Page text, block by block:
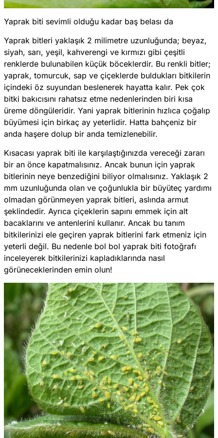
Yaprak biti sevimli olduğu kadar baş belası da
Yaprak bitleri yaklaşık 2 milimetre uzunluğunda; beyaz,
siyah, sarı, yeşil, kahverengi ve kırmızı gibi çeşitli
renklerde bulunabilen küçük böceklerdir. Bu renkli bitler;
yaprak, tomurcuk, sap ve çiçeklerde buldukları bitkilerin
içindeki öz suyundan beslenerek hayatta kalır. Pek çok
bitki bakıcısını rahatsız etme nedenlerinden biri kısa
üreme döngüleridir. Yani yaprak bitlerinin hızlıca çoğalıp
büyümesi için birkaç ay yeterlidir. Hatta bahçeniz bir
anda haşere dolup bir anda temizlenebilir.
Kısacası yaprak biti ile karşılaştığınızda vereceği zararı
bir an önce kapatmalısınız. Ancak bunun için yaprak
bitlerinin neye benzediğini biliyor olmalısınız. Yaklaşık 2
mm uzunluğunda olan ve çoğunlukla bir büyüteç yardımı
olmadan görünmeyen yaprak bitleri, aslında armut
şeklindedir. Ayrıca çiçeklerin sapını emmek için alt
bacaklarını ve antenlerini kullanır. Ancak bu tanım
bitkilerinizi ele geçiren yaprak bitlerini fark etmeniz için
yeterli değil. Bu nedenle bol bol yaprak biti fotoğrafı
inceleyerek bitkilerinizi kapladıklarında nasıl
görüneceklerinden emin olun!